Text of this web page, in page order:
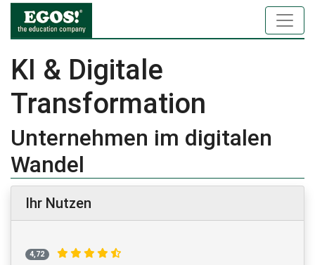
KI & Digitale
Transformation
Unternehmen im digitalen
Wandel
Ihr Nutzen
4,72